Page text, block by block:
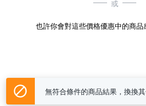
或
也許你會對這些價格優惠中的商品
無符合條件的商品結果，換換